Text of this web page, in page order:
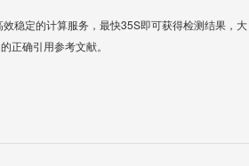
稳定的计算服务，最快35S即可获得检测结果，大
正确引用参考文献。